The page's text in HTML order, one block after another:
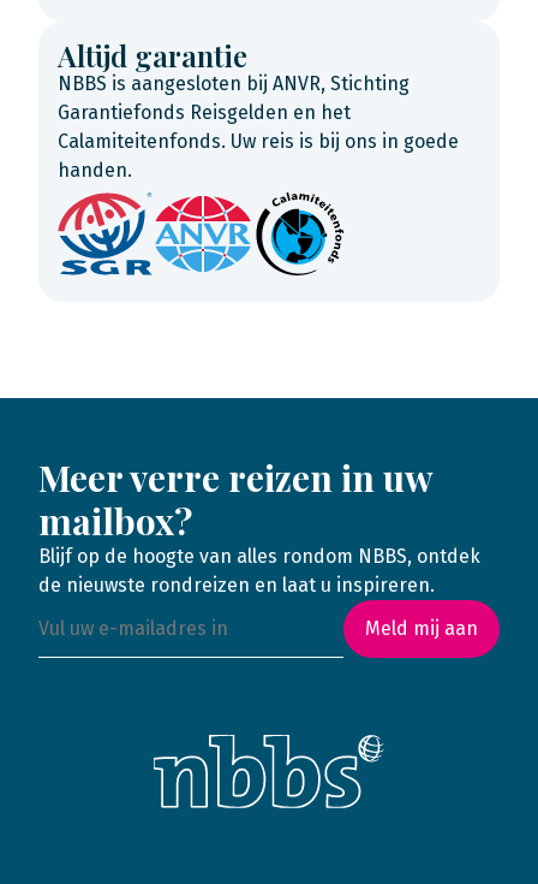
Altijd garantie
NBBS is aangesloten bij ANVR, Stichting
Garantiefonds Reisgelden en het
Calamiteitenfonds. Uw reis is bij ons in goede
handen.
Meer verre reizen in uw
mailbox?
Blijf op de hoogte van alles rondom NBBS, ontdek
de nieuwste rondreizen en laat u inspireren.
Meld mij aan